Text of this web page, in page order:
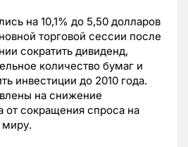
на 10,1% до 5,50 долларов
торговой сессии после
сократить дивиденд,
количество бумаг и
инвестиции до 2010 года.
на снижение
от сокращения спроса на